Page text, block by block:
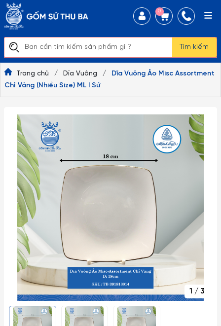
Tìm kiếm
0
Trang chủ / Dĩa Vuông /
Dĩa Vuông Ảo Misc Assortment
Chỉ Vàng (Nhiều Size) ML I Sứ
1 / 3